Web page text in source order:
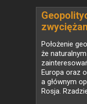
Położenie
że
Europa oraz
a głównym
Rosja.